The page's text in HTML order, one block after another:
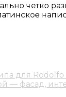
четко
для
— фасад,